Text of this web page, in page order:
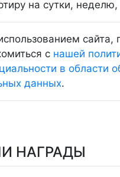
на сутки,
сайта,
с нашей
в области
данных.
НАГРАДЫ